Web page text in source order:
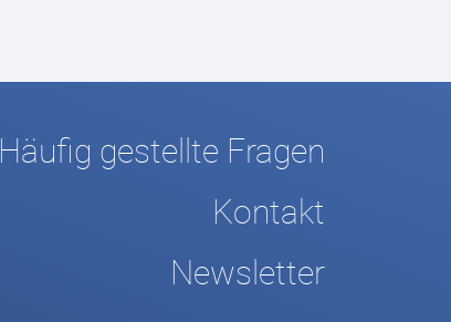
Häufig gestellte Fragen
Kontakt
Newsletter